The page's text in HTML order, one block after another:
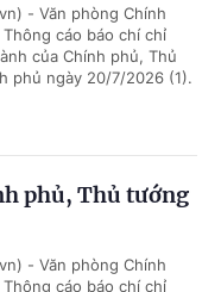
- Văn phòng Chính
cáo báo chí chỉ
của Chính phủ, Thủ
phủ ngày 20/7/2026 (1).
phủ, Thủ tướng
- Văn phòng Chính
cáo báo chí chỉ